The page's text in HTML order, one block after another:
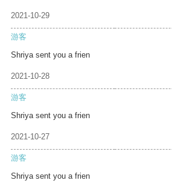
2021-10-29
游客
Shriya sent you a frien
2021-10-28
游客
Shriya sent you a frien
2021-10-27
游客
Shriya sent you a frien